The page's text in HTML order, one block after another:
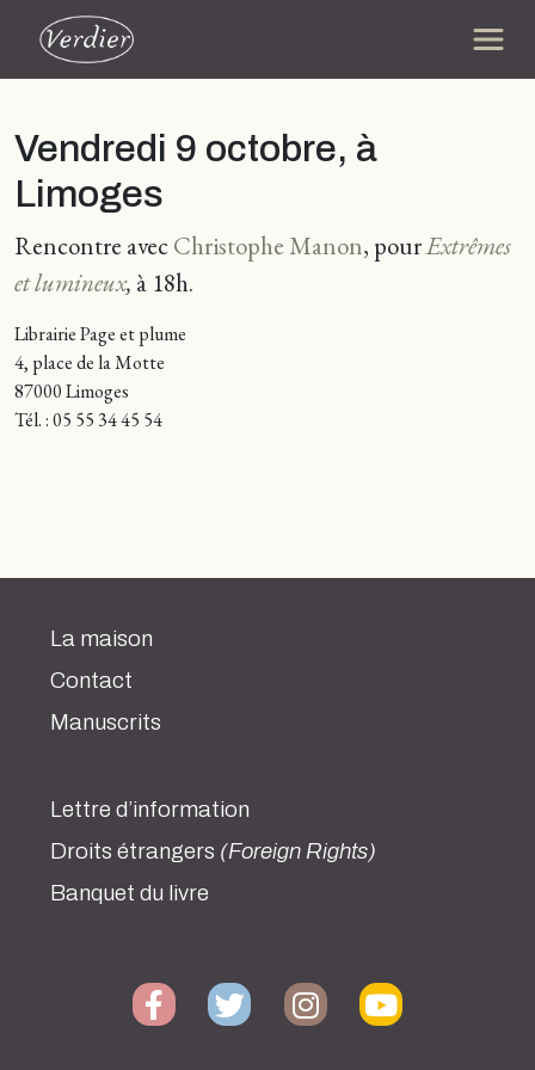
Vendredi 9 octobre, à
Limoges
Rencontre avecChristophe Manon, pourExtrêmes
et lumineux, à 18h.
Librairie Page et plume
4, place de la Motte
87000 Limoges
Tél. : 05 55 34 45 54
La maison
Contact
Manuscrits
Lettre d’information
Droits étrangers (Foreign Rights)
Banquet du livre